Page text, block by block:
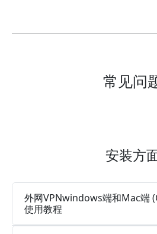
常见问
安装方
外网VPNwindows端和Mac端
使用教程